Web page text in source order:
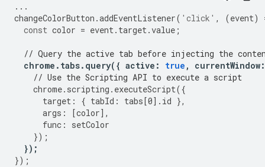
...
changeColorButton .addEventListener( 'click' , (event)
const color = event. target.value ;
// Query the active tab before injecting the
chrome . tabs. query({ active : true , currentWindow:
// Use the Scripting API to execute a script
chrome. scripting . executeScript({
target : { tabId : tabs[0]. id },
args : [color],
func :
setColor
});
});
});